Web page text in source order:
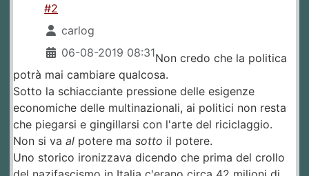
#2
carlog
06-08-2019 08:31Non credo che la politica
potrà mai cambiare qualcosa.
Sotto la schiacciante pressione delle esigenze
economiche delle multinazionali, ai politici non resta
che piegarsi e gingillarsi con l'arte del riciclaggio.
Non si va al potere ma sotto il potere.
Uno storico ironizzava dicendo che prima del crollo